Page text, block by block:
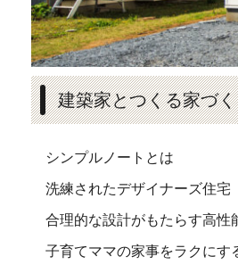
建築家とつくる家づ
シンプルノートとは
洗練されたデザイナーズ住宅
合理的な設計がもたらす高性
子育てママの家事をラクにす